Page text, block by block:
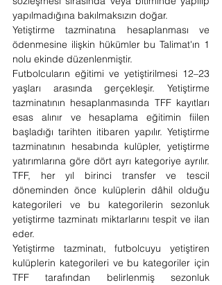
yapılmadığına bakılmaksızın doğar.
Yetiştirme tazminatına hesaplanması ve
ödenmesine ilişkin hükümler bu Talimat'ın 1
nolu ekinde düzenlenmiştir.
Futbolcuların eğitimi ve yetiştirilmesi 12–23
yaşları arasında gerçekleşir. Yetiştirme
tazminatının hesaplanmasında TFF kayıtları
esas alınır ve hesaplama eğitimin fiilen
başladığı tarihten itibaren yapılır. Yetiştirme
tazminatının hesabında kulüpler, yetiştirme
yatırımlarına göre dört ayrı kategoriye ayrılır.
TFF, her yıl birinci transfer ve tescil
döneminden önce kulüplerin dâhil olduğu
kategorileri ve bu kategorilerin sezonluk
yetiştirme tazminatı miktarlarını tespit ve ilan
eder.
Yetiştirme tazminatı, futbolcuyu yetiştiren
kulüplerin kategorileri ve bu kategoriler için
TFF tarafından belirlenmiş sezonluk